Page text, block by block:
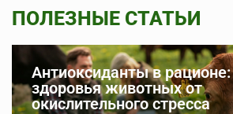
ПОЛЕЗНЫЕ СТАТЬИ
Антиоксиданты в
здоровья животных от
окислительного стресса